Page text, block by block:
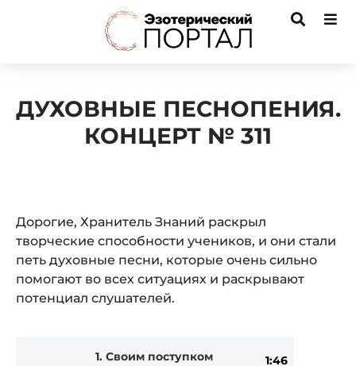
ДУХОВНЫЕ ПЕСНОПЕНИЯ.
КОНЦЕРТ № 311
Дорогие, Хранитель Знаний раскрыл
творческие способности учеников, и они стали
петь духовные песни, которые очень сильно
помогают во всех ситуациях и раскрывают
потенциал слушателей.
1. Своим поступком 1:46